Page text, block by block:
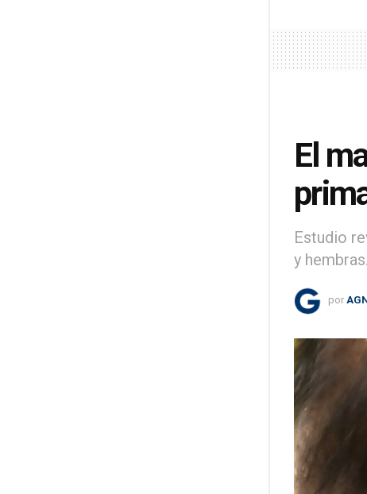
El
Estudio
y hembras.
por